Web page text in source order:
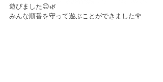
遊びました😊🌿
みんな順番を守って遊ぶことができました🌹